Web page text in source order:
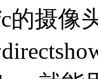
的摄像